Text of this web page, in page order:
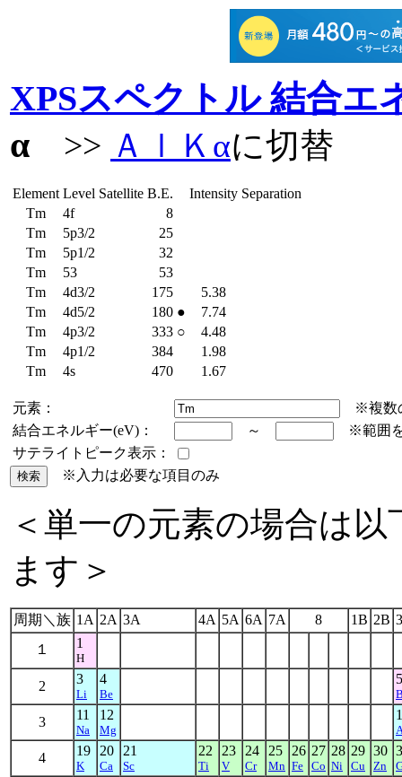
XPSスペクトル 結合エ
α >> ＡｌＫαに切替
Element Level Satellite B.E. Intensity Separation
Tm
4f
8
Tm
5p3/2
25
Tm
5p1/2
32
Tm
53
53
Tm
4d3/2 175
5.38
Tm
4d5/2 180 ●
7.74
Tm
4p3/2 333 ○
4.48
Tm
4p1/2 384
1.98
Tm
4s 470 1.67
元素：
※複数
結合エネルギー(eV)：
～
※範囲
サテライトピーク表示：
※入力は必要な項目のみ
＜単一の元素の場合は
ます＞
周期＼族 1A 2A 3A 4A 5A 6A 7A 8 1B 2B
１
1
H
2 3
Li
4
Be
5
3 11
Na
12
Mg
4 19
K
20
Ca
21
Sc
22
Ti
23
V
24
Cr
25
Mn
26
Fe
27
Co
28
Ni
29
Cu
30
Zn